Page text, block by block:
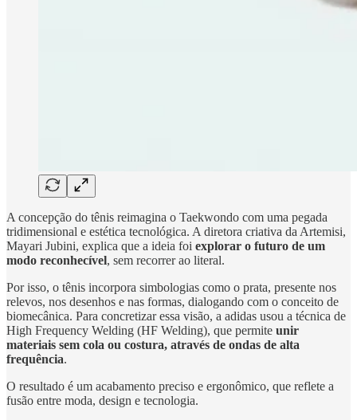
A concepção do tênis reimagina o Taekwondo com uma pegada
tridimensional e estética tecnológica. A diretora criativa da Artemisi,
Mayari Jubini, explica que a ideia foi explorar o futuro de um
modo reconhecível, sem recorrer ao literal.
Por isso, o tênis incorpora simbologias como o prata, presente nos
relevos, nos desenhos e nas formas, dialogando com o conceito de
biomecânica. Para concretizar essa visão, a adidas usou a técnica de
High Frequency Welding (HF Welding), que permite unir
materiais sem cola ou costura, através de ondas de alta
frequência.
O resultado é um acabamento preciso e ergonômico, que reflete a
fusão entre moda, design e tecnologia.